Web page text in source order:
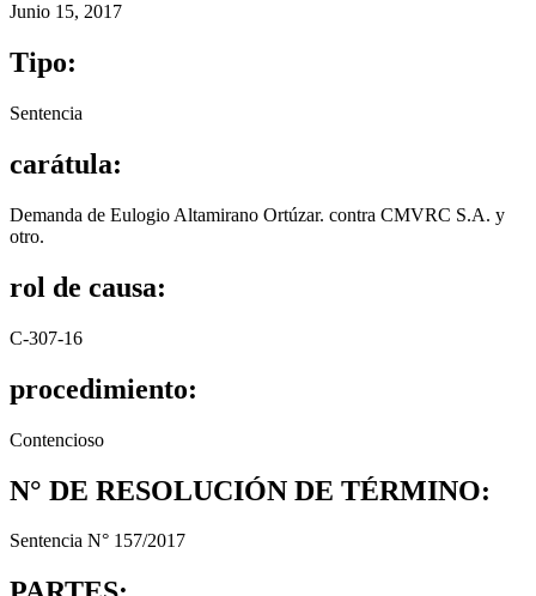
Junio 15, 2017
Tipo:
Sentencia
carátula:
Demanda de Eulogio Altamirano Ortúzar. contra CMVRC S.A. y
otro.
rol de causa:
C-307-16
procedimiento:
Contencioso
N° DE RESOLUCIÓN DE TÉRMINO:
Sentencia N° 157/2017